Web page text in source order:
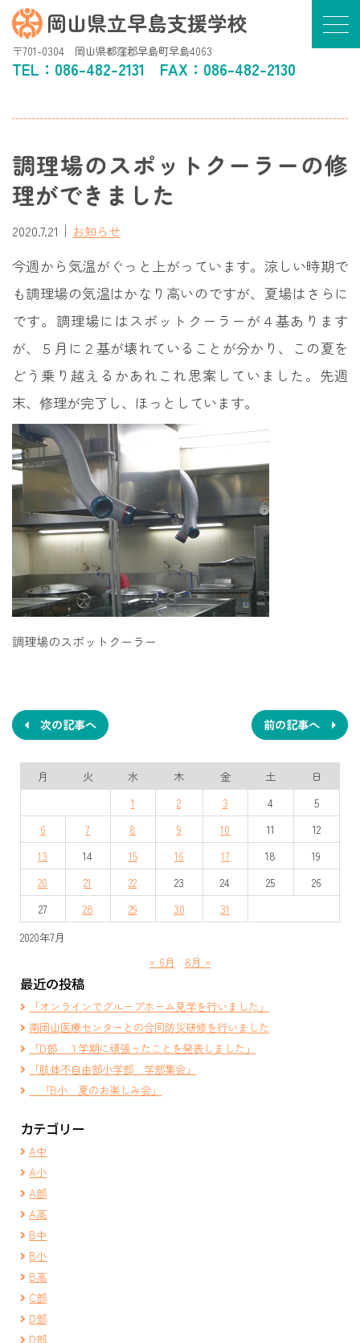
岡山県立早島支援学校
〒701-0304 岡山県都窪郡早島町早島4063
TEL： 086-482-2131 FAX：086-482-2130
調理場のスポットクーラーの修
理ができました
2020.7.21 ｜ お知らせ
今週から気温がぐっと上がっています。涼しい時期で
も調理場の気温はかなり高いのですが、夏場はさらに
です。調理場にはスポットクーラーが４基あります
が、５月に２基が壊れていることが分かり、この夏を
どう乗り越えるかあれこれ思案していました。先週
末、修理が完了し、ほっとしています。
調理場のスポットクーラー
稿
ナ
ビ
ゲ
ー
シ
ョ
ン
前の記事へ
次の記事へ
2020年7月
月 火 水 木 金 土
日
1
2 3 4
5
6
7 8 9 10 11
12
13
14 15 16 17 18
19
20
21 22 23 24 25
26
27
28 29 30 31
« 6月 8月 »
最近の投稿
「オンラインでグループホーム見学を行いました」
南岡山医療センターとの合同防災研修を行いました
「D部 １学期に頑張ったことを発表しました」
「肢体不自由部小学部 学部集会」
「B小 夏のお楽しみ会」
カテゴリー
A中
A小
A部
A高
B中
B小
B高
C部
D部
D部